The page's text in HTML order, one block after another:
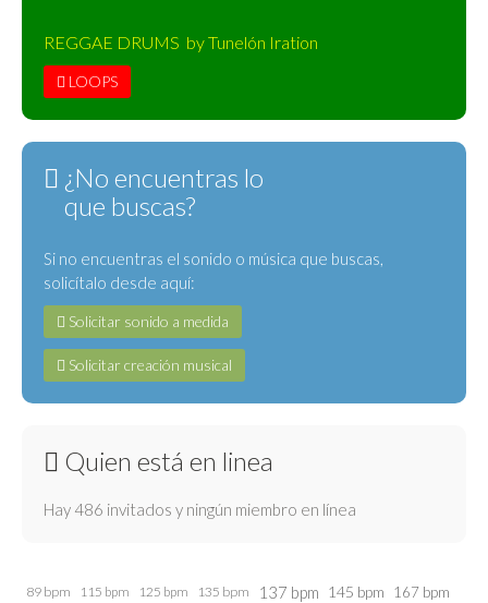
REGGAE DRUMS by Tunelón Iration
LOOPS
¿No encuentras lo
que buscas?
Si no encuentras el sonido o música que buscas,
solicítalo desde aquí:
Solicitar sonido a medida
Solicitar creación musical
Quien está en linea
Hay 486 invitados y ningún miembro en línea
89 bpm 115 bpm 125 bpm 135 bpm 137 bpm 145 bpm 167 bpm